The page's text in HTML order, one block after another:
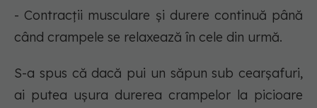
- Contracții musculare și durere continuă până
când crampele se relaxează în cele din urmă.
S-a spus că dacă pui un săpun sub cearșafuri,
ai putea ușura durerea crampelor la picioare